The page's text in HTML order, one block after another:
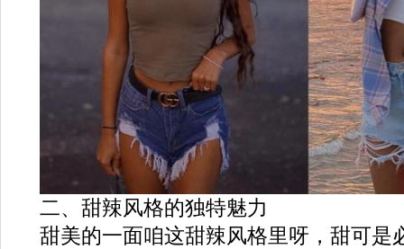
二、甜辣风格的独特魅力
甜美的一面咱这甜辣风格里呀，甜可是